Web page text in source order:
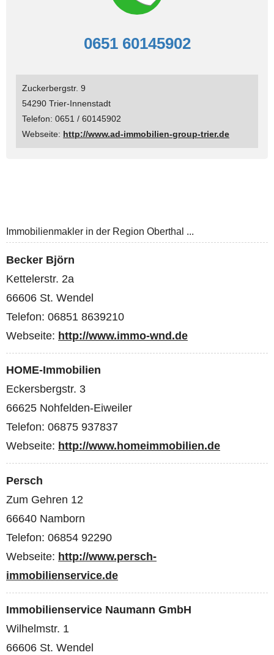
0651 60145902
Zuckerbergstr. 9
54290 Trier-Innenstadt
Telefon: 0651 / 60145902
Webseite: http://www.ad-immobilien-group-trier.de
Immobilienmakler in der Region Oberthal ...
Becker Björn
Kettelerstr. 2a
66606 St. Wendel
Telefon: 06851 8639210
Webseite: http://www.immo-wnd.de
HOME-Immobilien
Eckersbergstr. 3
66625 Nohfelden-Eiweiler
Telefon: 06875 937837
Webseite: http://www.homeimmobilien.de
Persch
Zum Gehren 12
66640 Namborn
Telefon: 06854 92290
Webseite: http://www.persch-
immobilienservice.de
Immobilienservice Naumann GmbH
Wilhelmstr. 1
66606 St. Wendel